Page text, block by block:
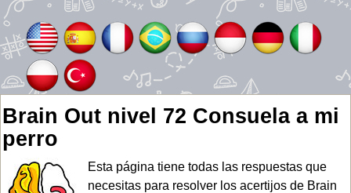
Brain Out nivel 72 Consuela a mi
perro
Esta página tiene todas las respuestas que
necesitas para resolver los acertijos de Brain